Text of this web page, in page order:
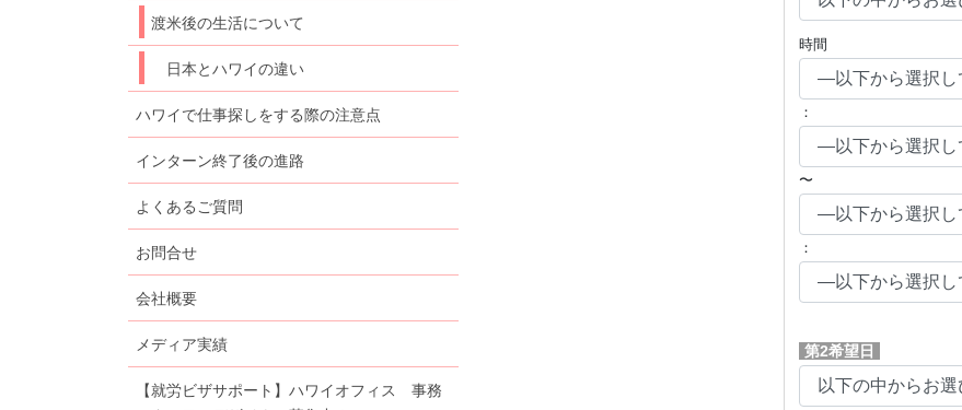
時間
：
〜
：
第2希望日
渡米後の生活について
日本とハワイの違い
ハワイで仕事探しをする際の注意点
インターン終了後の進路
よくあるご質問
お問合せ
会社概要
メディア実績
【就労ビザサポート】ハワイオフィス 事務